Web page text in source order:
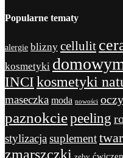
Popularne tematy
alergie blizny cellulit
kosmetyki
INCI kosmetyki
maseczka moda nowości oczy
paznokciepeeling
stylizacjasuplement
zmarszczki